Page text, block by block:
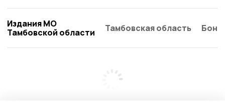
Издания МО
Тамбовской области
Тамбовская область